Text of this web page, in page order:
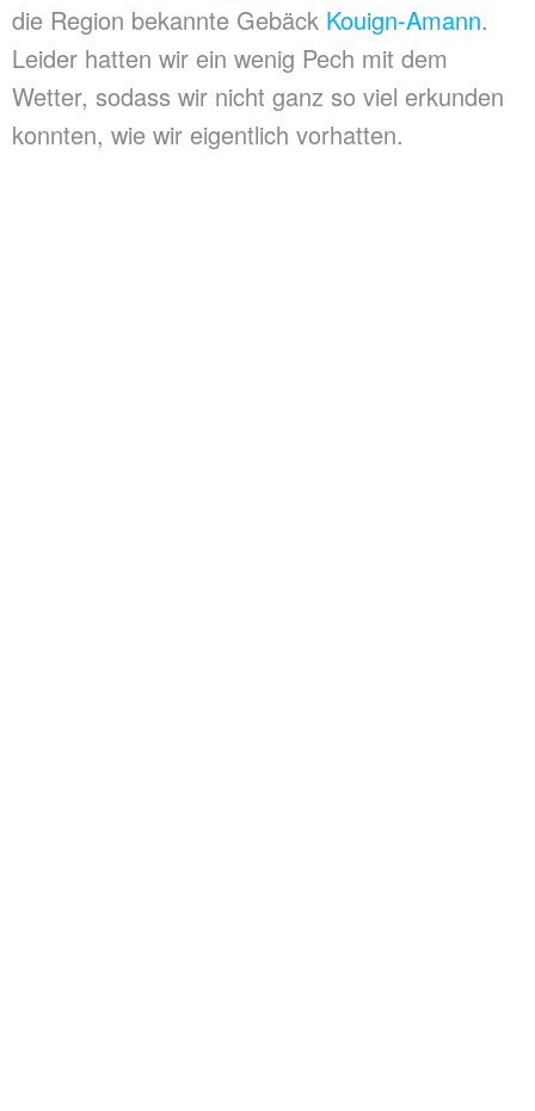
die Region bekannte Gebäck Kouign-Amann.
Leider hatten wir ein wenig Pech mit dem
Wetter, sodass wir nicht ganz so viel erkunden
konnten, wie wir eigentlich vorhatten.